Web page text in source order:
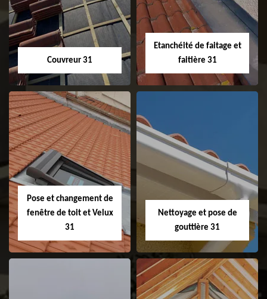
Couvreur 31
Couvreur 31
Etanchéité de faitage et
faitière 31
Etanchéité de
faitage et faitière
31
Pose et changement de
fenêtre de toit et Velux
31
Nettoyage et pose de
gouttière 31